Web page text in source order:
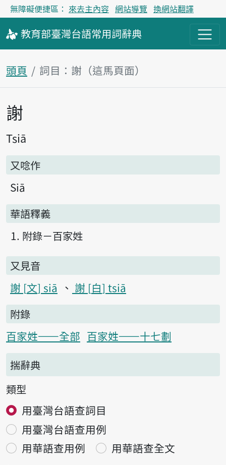
無障礙便捷區： 來去主內容 網站導覽 換網站翻譯
教育部臺灣台語常用詞辭典
頭頁 詞目：謝（這馬頁面）
主內容區
謝
Tsiā
又唸作
Siā
華語釋義
附錄－百家姓
又見音
謝 文 siā 謝 白 tsiā
附錄
百家姓——全部 百家姓——十七劃
揣辭典
類型
用臺灣台語查詞目
用臺灣台語查用例
用華語查用例
用華語查全文